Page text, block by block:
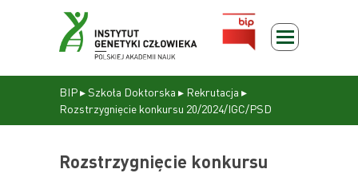
BIP▸Szkoła Doktorska ▸ Rekrutacja ▸
Rozstrzygnięcie konkursu 20/2024/IGC/PSD
Rozstrzygnięcie konkursu